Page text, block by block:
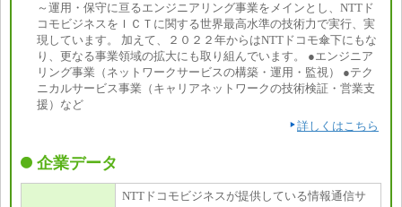
～運用・保守に亘るエンジニアリング事業をメインとし、NTTド
コモビジネスをＩＣＴに関する世界最高水準の技術力で実行、実
現しています。 加えて、２０２２年からはNTTドコモ傘下にもな
り、更なる事業領域の拡大にも取り組んでいます。 ●エンジニア
リング事業（ネットワークサービスの構築・運用・監視） ●テク
ニカルサービス事業（キャリアネットワークの技術検証・営業支
援）など
詳しくはこちら
企業データ
NTTドコモビジネスが提供している情報通信サ